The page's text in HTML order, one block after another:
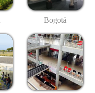
Bogotá